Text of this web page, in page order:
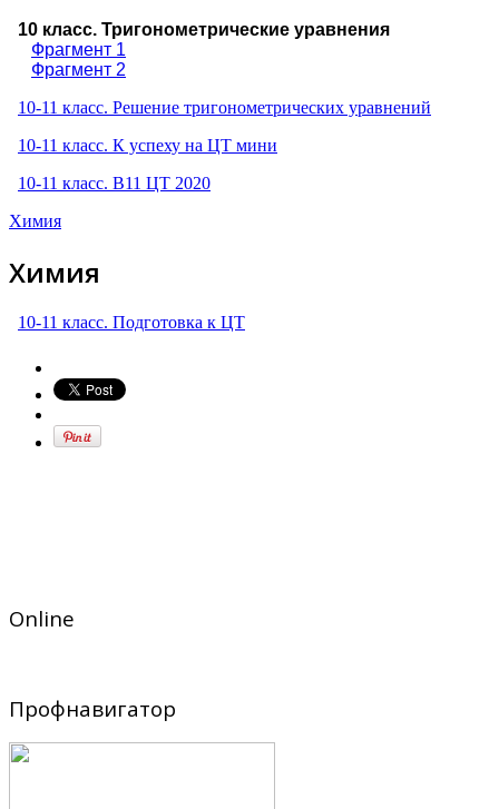
10 класс. Тригонометрические уравнения
Фрагмент 1
Фрагмент 2
10-11 класс. Решение тригонометрических уравнений
10-11 класс. К успеху на ЦТ мини
10-11 класс. B11 ЦТ 2020
Химия
Химия
10-11 класс. Подготовка к ЦТ
Online
Профнавигатор